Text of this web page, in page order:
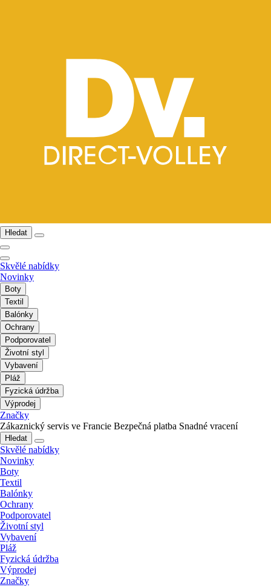
Hledat
Skvělé nabídky
Novinky
Boty
Textil
Balónky
Ochrany
Podporovatel
Životní styl
Vybavení
Pláž
Fyzická údržba
Výprodej
Značky
Zákaznický servis ve Francie Bezpečná platba Snadné vracení
Hledat
Skvělé nabídky
Novinky
Boty
Textil
Balónky
Ochrany
Podporovatel
Životní styl
Vybavení
Pláž
Fyzická údržba
Výprodej
Značky